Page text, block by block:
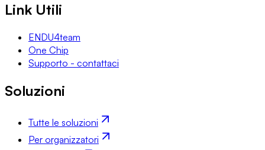
Link Utili
ENDU4team
One Chip
Supporto - contattaci
Soluzioni
Tutte le soluzioni
Per organizzatori